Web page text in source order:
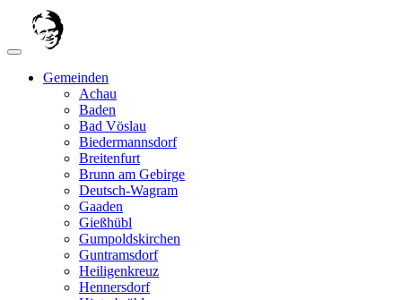
Gemeinden
Achau
Baden
Bad Vöslau
Biedermannsdorf
Breitenfurt
Brunn am Gebirge
Deutsch-Wagram
Gaaden
Gießhübl
Gumpoldskirchen
Guntramsdorf
Heiligenkreuz
Hennersdorf